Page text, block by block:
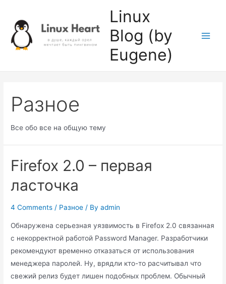
content
Linux
Blog (by
Eugene)
Разное
Все обо все на общую тему
Firefox 2.0 – первая
ласточка
4 Comments / Разное / Byadmin
Обнаружена серьезная уязвимость в Firefox 2.0 связанная
с некорректной работой Password Manager. Разработчики
рекомендуют временно отказаться от использования
менеджера паролей. Ну, врядли кто-то расчитывал что
свежий релиз будет лишен подобных проблем. Обычный